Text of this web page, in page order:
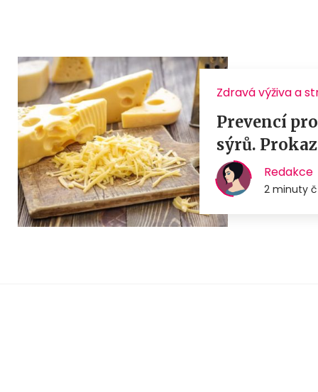
Zdravá výživa a
Prevencí
sýrů.
Redakce
2 minuty